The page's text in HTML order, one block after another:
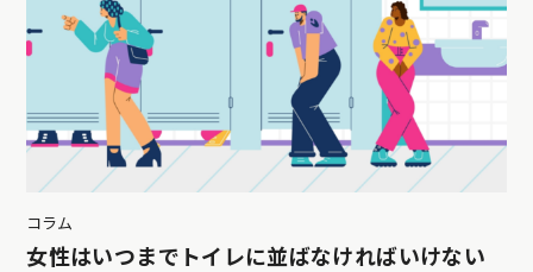
コラム
女性はいつまでトイレに並ばなければいけない